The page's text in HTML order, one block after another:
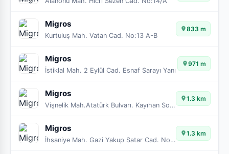
Migros
Kurtuluş Mah. Vatan Cad. No:13 A-B
833 m
Migros
İstiklal Mah. 2 Eylül Cad. Esnaf Sarayı Yanı
971 m
Migros
Vişnelik Mah.Atatürk Bulvarı. Kayıhan Sok No:B
1.3 km
Migros
İhsaniye Mah. Gazi Yakup Satar Cad. No:37
1.3 km